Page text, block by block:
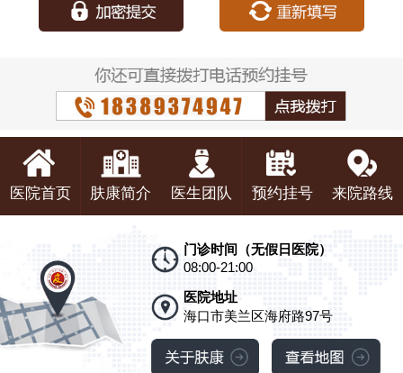
医院首页 肤康简介 医生团队 预约挂号 来院路线
门诊时间（无假日医院）
08:00-21:00
医院地址
海口市美兰区海府路97号